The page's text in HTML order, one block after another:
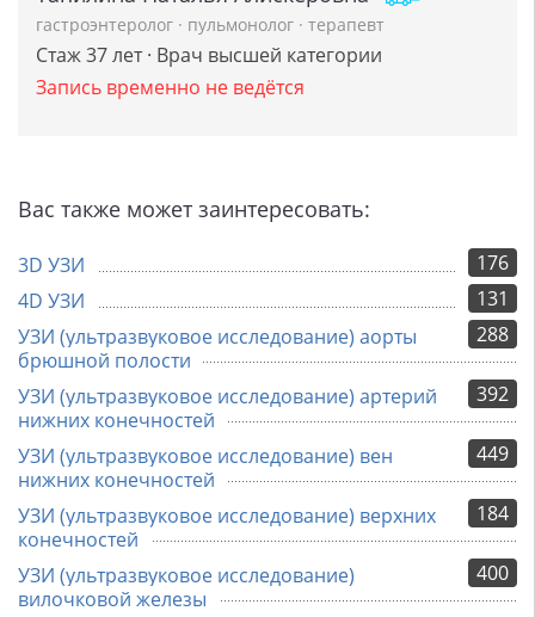
гастроэнтеролог · пульмонолог · терапевт
Стаж 37 лет · Врач высшей категории
Запись временно не ведётся
Вас также может заинтересовать:
176
3D УЗИ
131
4D УЗИ
288
УЗИ (ультразвуковое исследование) аорты
брюшной полости
392
УЗИ (ультразвуковое исследование) артерий
нижних конечностей
449
УЗИ (ультразвуковое исследование) вен
нижних конечностей
184
УЗИ (ультразвуковое исследование) верхних
конечностей
400
УЗИ (ультразвуковое исследование)
вилочковой железы